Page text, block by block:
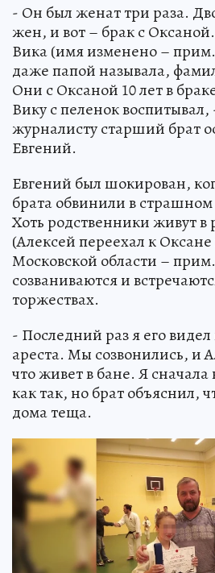
- Он был женат три раза.
жен, и вот – брак с
Вика (имя изменено –
даже папой называла,
Они с Оксаной 10 лет в
Вику с пеленок воспитывал,
журналисту старший брат
Евгений.
Евгений был шокирован,
брата обвинили в
Хоть родственники живут в
(Алексей переехал к
Московской области –
созваниваются и
торжествах.
- Последний раз я его видел
ареста. Мы созвонились, и
что живет в бане. Я сначала
как так, но брат объяснил,
дома теща.